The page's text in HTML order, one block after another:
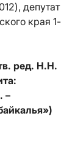
депутат
края 1-
ред. Н.Н.
–